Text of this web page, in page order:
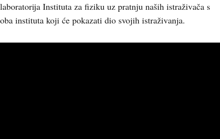
laboratorija Instituta za fiziku uz pratnju naših istraživača s
oba instituta koji će pokazati dio svojih istraživanja.